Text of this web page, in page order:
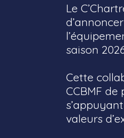
Le
saison
Cette
CCBMF
valeurs